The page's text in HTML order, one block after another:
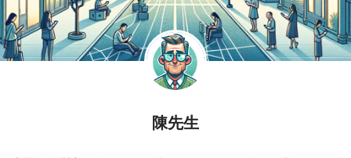
陳先生